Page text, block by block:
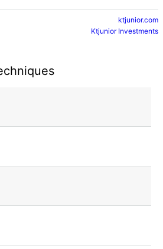
ktjunior.com
Ktjunior Investments